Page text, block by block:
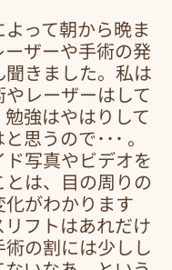
って朝から晩ま
ザーや手術の発
きました。私は
レーザーはして
強はやはりして
思うので･･･ 。
写真やビデオを
は、目の周りの
がわかります
フトはあれだけ
の割には少しし